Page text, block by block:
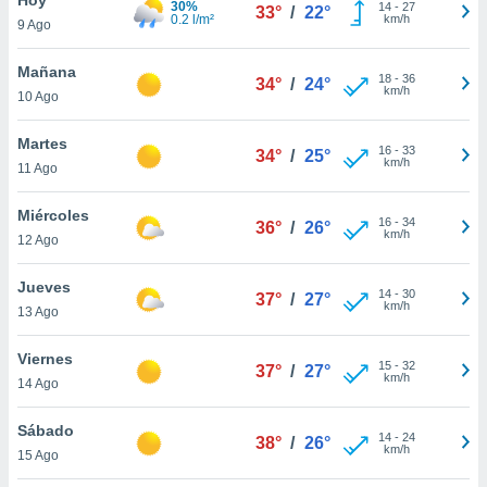
en
más
nuestra
de
cookies
aceptar
9 Ago
30%
0.2 l/m²
33° / 22° 14- 27
km/h
Mañana
10 Ago
34° / 24° 18- 36
km/h
Martes
11 Ago
34° / 25° 16- 33
km/h
Miércoles
12 Ago
36° / 26° 16- 34
km/h
Jueves
13 Ago
37° / 27° 14- 30
km/h
Viernes
14 Ago
37° / 27° 15- 32
km/h
Sábado
15 Ago
38° / 26° 14- 24
km/h